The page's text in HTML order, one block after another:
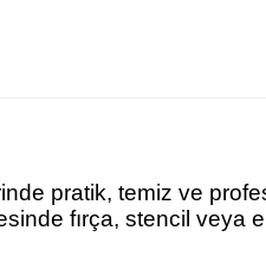
pratik, temiz ve
fırça, stencil